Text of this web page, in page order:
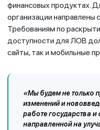
финансовых продуктах.
организации
Требованиям по
доступности для ЛОВ
сайты, так и мобильные
«Мы будем не только
изменений и
работе государства
направленной на